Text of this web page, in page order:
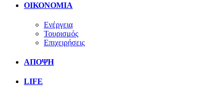
ΟΙΚΟΝΟΜΙΑ
Ενέργεια
Τουρισμός
Επιχειρήσεις
ΑΠΟΨΗ
LIFE